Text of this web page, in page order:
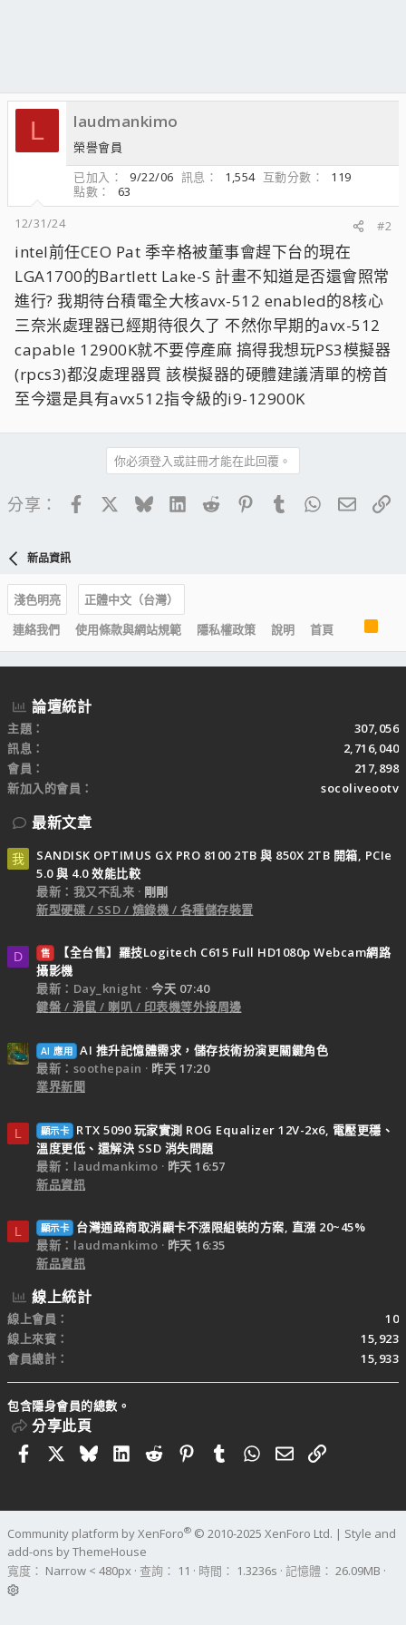
L laudmankimo
榮譽會員
已加入
9/22/06 訊息 1,554 互動分數
119
點數
63
12/31/24
#2
intel前任CEO Pat 季辛格被董事會趕下台的現在
LGA1700的Bartlett Lake-S 計畫不知道是否還會照常
進行? 我期待台積電全大核avx-512 enabled的8核心
三奈米處理器已經期待很久了 不然你早期的avx-512
capable 12900K就不要停產麻 搞得我想玩PS3模擬器
(rpcs3)都沒處理器買 該模擬器的硬體建議清單的榜首
至今還是具有avx512指令級的i9-12900K
你必須登入或註冊才能在此回覆。
分享： FacebookBlueskyLinkedIn
Reddit PinterestTumblrWhatsApp
電子
新品資訊
淺色明亮
正體中文（台灣）
連絡我們
使用條款與網站規範 隱私權政策 說明 首頁
S
論壇統計
主題
307,056
訊息
2,716,040
會員
217,898
新加入的會員
socoliveootv
最新文章
我
SANDISK OPTIMUS GX PRO 8100 2TB 與 850X 2TB 開箱, PCIe
5.0 與 4.0 效能比較
最新：我又不乱来
剛剛
新型硬碟 / SSD / 燒錄機 / 各種儲存裝置
D 售
【全台售】羅技Logitech C615 Full HD1080p Webcam網路
攝影機
最新：Day_knight
今天 07:40
鍵盤 / 滑鼠 / 喇叭 / 印表機等外接周邊
AI 應用 AI 推升記憶體需求，儲存技術扮演更關鍵角色
最新：soothepain
昨天 17:20
業界新聞
L 顯示卡
RTX 5090 玩家實測 ROG Equalizer 12V-2x6, 電壓更穩、
溫度更低、還解決 SSD 消失問題
最新：laudmankimo
昨天 16:57
新品資訊
L 顯示卡
台灣通路商取消顯卡不漲限組裝的方案, 直漲 20~45%
最新：laudmankimo
昨天 16:35
新品資訊
線上統計
線上會員
10
線上來賓
15,923
會員總計
15,933
包含隱身會員的總數。
分享此頁
FacebookBlueskyLinkedIn
RedditPinterestTumblrWhatsApp
電子郵件
連結
Community platform by XenForo® © 2010-2025 XenForo Ltd. | Style and
add-ons by ThemeHouse
寬度
查詢 11 時間 1.3236s 記憶體 26.09MB